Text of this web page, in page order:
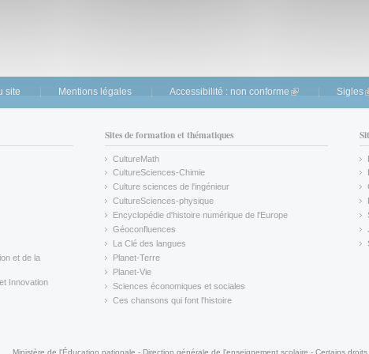
site Mentions légales Accessibilité : non conforme (link is external)
Sigles
et de la
Innovation
Sites de formation et thématiques
CultureMath
(link is external)
CultureSciences-Chimie
(link is external)
Culture sciences de l'ingénieur
CultureSciences-physique
(link is external)
Encyclopédie d'histoire numérique de l'Europe
(link is external)
Géoconfluences
(link is external)
La Clé des langues
(link is external)
Planet-Terre
(link is external)
Planet-Vie
(link is external)
Sciences économiques et sociales
(link is external)
Ces chansons qui font l'histoire
Ministère de l'Éducation nationale - Direction générale de l'enseignement scolaire - Certains droits